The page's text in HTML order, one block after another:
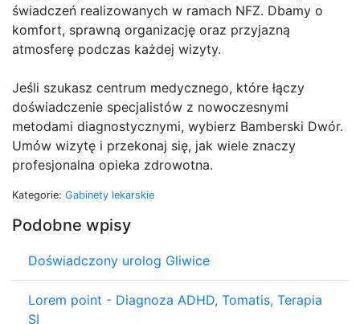
świadczeń realizowanych w ramach NFZ. Dbamy o
komfort, sprawną organizację oraz przyjazną
atmosferę podczas każdej wizyty.
Jeśli szukasz centrum medycznego, które łączy
doświadczenie specjalistów z nowoczesnymi
metodami diagnostycznymi, wybierz Bamberski Dwór.
Umów wizytę i przekonaj się, jak wiele znaczy
profesjonalna opieka zdrowotna.
Kategorie: Gabinety lekarskie
Podobne wpisy
Doświadczony urolog Gliwice
Lorem point - Diagnoza ADHD, Tomatis, Terapia
SI